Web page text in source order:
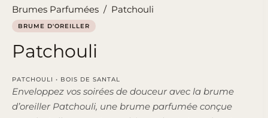
Brumes Parfumées / Patchouli
BRUME D'OREILLER
Patchouli
PATCHOULI • BOIS DE SANTAL
Enveloppez vos soirées de douceur avec la brume
d’oreiller Patchouli, une brume parfumée conçue